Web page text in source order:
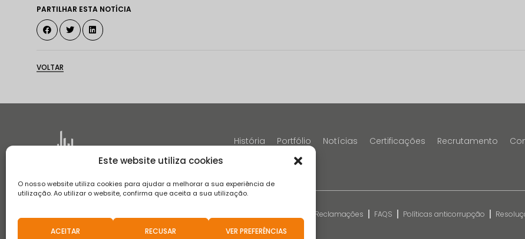
Este website utiliza cookies
O nosso website utiliza cookies para ajudar a melhorar a sua experiência de
utilização. Ao utilizar o website, confirma que aceita a sua utilização.
ACEITAR RECUSAR VER PREFERÊNCIAS
PARTILHAR ESTA NOTÍCIA
VOLTAR
História Portfólio Notícias Certificações Recrutamento
Livro de Reclamações FAQS Políticas anticorrupção
Aviso de Privacidade de Recrutamento